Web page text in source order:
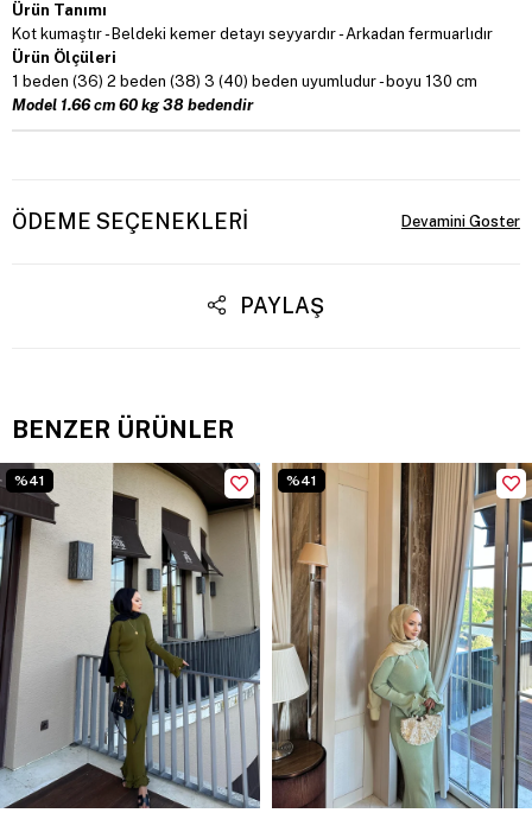
Ürün Tanımı
Kot kumaştır - Beldeki kemer detayı seyyardır - Arkadan fermuarlıdır
Ürün Ölçüleri
1 beden (36) 2 beden (38) 3 (40) beden uyumludur - boyu 130 cm
Model 1.66 cm 60 kg 38 bedendir
ÖDEME SEÇENEKLERI
PAYLAŞ
BENZER ÜRÜNLER
%41 %41